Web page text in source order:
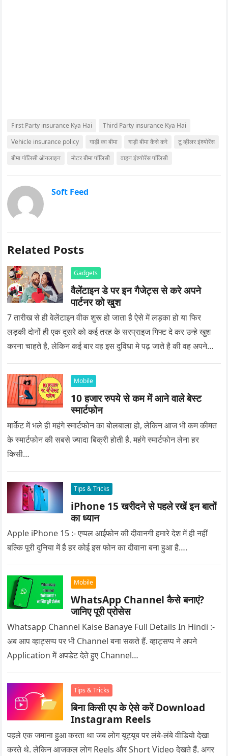
First Party insurance Kya Hai
Third Party insurance Kya Hai
Vehicle insurance policy
गाड़ी का बीमा गाड़ी बीमा कैसे करे
टू व्हीलर इंश्योरेंस
बीमा पॉलिसी ऑनलाइन
मोटर बीमा पॉलिसी वाहन इंश्योरेंस पॉलिसी
Soft Feed
Related Posts
Gadgets
वैलेंटाइन डे पर इन गैजेट्स से करे अपने
पार्टनर को खुश
7 तारीख से ही वेलेंटाइन वीक शुरू हो जाता है ऐसे में लड़का हो या फिर
लड़की दोनों ही एक दूसरे को कई तरह के सरप्राइज गिफ्ट दे कर उन्हे खुश
करना चाहते है, लेकिन कई बार वह इस दुविधा मे पढ़ जाते है की वह अपने
Mobile
10 हजार रुपये से कम में आने वाले बेस्ट
स्मार्टफोन
मार्केट में भले ही महंगे स्मार्टफोन का बोलबाला हो, लेकिन आज भी कम कीमत
के स्मार्टफोन की सबसे ज्यादा बिक्री होती है. महंगे स्मार्टफोन लेना हर
किसी…
Tips & Tricks
iPhone 15 खरीदने से पहले रखें इन बातों
का ध्यान
Apple iPhone 15 :- एप्पल आईफोन की दीवानगी हमारे देश में ही नहीं
बल्कि पूरी दुनिया में है हर कोई इस फोन का दीवाना बना हुआ है….
Mobile
WhatsApp Channel कैसे बनाएं?
जानिए पूरी प्रोसेस
Whatsapp Channel Kaise Banaye Full Details In Hindi :-
अब आप व्हाट्सप्प पर भी Channel बना सकते हैं. व्हाट्सप्प ने अपने
Application में अपडेट देते हुए Channel…
Tips & Tricks
बिना किसी एप के ऐसे करें Download
Instagram Reels
पहले एक जमाना हुआ करता था जब लोग यूट्यूब पर लंबे-लंबे वीडियो देखा
करते थे. लेकिन आजकल लोग Reels और Short Video देखते हैं. अगर